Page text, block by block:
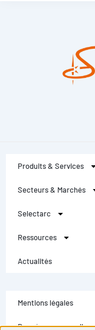
Produits & Services
Secteurs & Marchés
Selectarc
Ressources
Actualités
Mentions légales
Données personnelles